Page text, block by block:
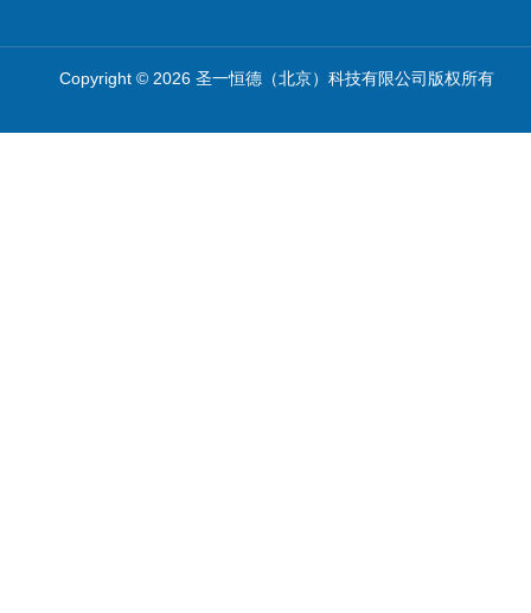
Copyright © 2026 圣一恒德（北京）科技有限公司版权所有